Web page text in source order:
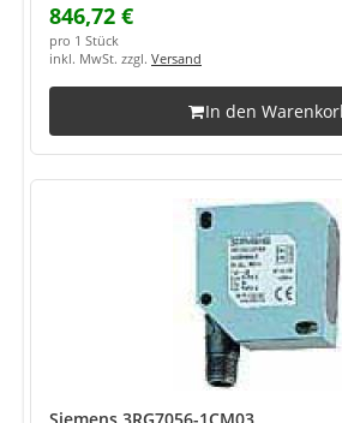
846,72 €
pro 1 Stück
inkl. MwSt. zzgl. Versand
In den